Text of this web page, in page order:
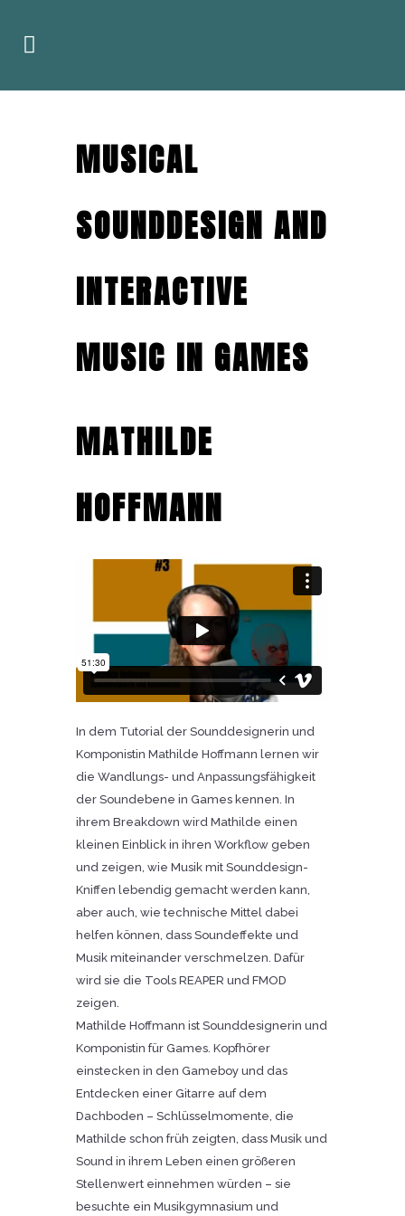
MUSICAL
SOUNDDESIGN AND
INTERACTIVE
MUSIC IN GAMES
MATHILDE
HOFFMANN
In dem Tutorial der Sounddesignerin und
Komponistin Mathilde Hoffmann lernen wir
die Wandlungs- und Anpassungsfähigkeit
der Soundebene in Games kennen. In
ihrem Breakdown wird Mathilde einen
kleinen Einblick in ihren Workflow geben
und zeigen, wie Musik mit Sounddesign-
Kniffen lebendig gemacht werden kann,
aber auch, wie technische Mittel dabei
helfen können, dass Soundeffekte und
Musik miteinander verschmelzen. Dafür
wird sie die Tools REAPER und FMOD
zeigen.
Mathilde Hoffmann ist Sounddesignerin und
Komponistin für Games. Kopfhörer
einstecken in den Gameboy und das
Entdecken einer Gitarre auf dem
Dachboden – Schlüsselmomente, die
Mathilde schon früh zeigten, dass Musik und
Sound in ihrem Leben einen größeren
Stellenwert einnehmen würden – sie
besuchte ein Musikgymnasium und